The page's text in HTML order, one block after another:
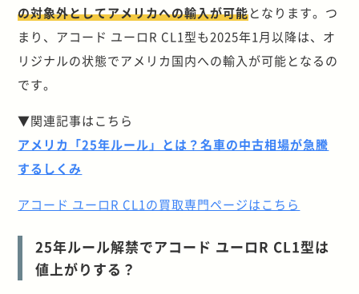
の対象外としてアメリカへの輸入が可能となります。つ
まり、アコード ユーロR CL1型も2025年1月以降は、オ
リジナルの状態でアメリカ国内への輸入が可能となるの
です。
▼関連記事はこちら
アメリカ「25年ルール」とは？名車の中古相場が急騰
するしくみ
アコード ユーロR CL1の買取専門ページはこちら
25年ルール解禁でアコード ユーロR CL1型は
値上がりする？